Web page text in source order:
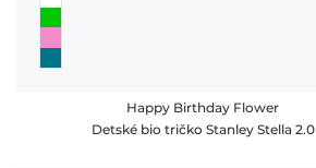
Happy Birthday Flower
Detské bio tričko Stanley Stella 2.0